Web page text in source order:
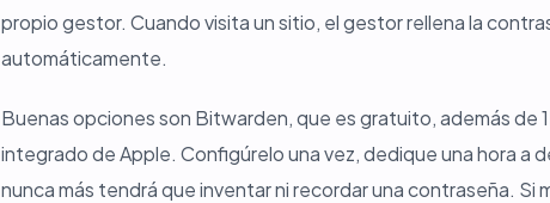
propio gestor. Cuando visita un sitio, el gestor rellena la
automáticamente.
Buenas opciones son Bitwarden, que es gratuito, además de
integrado de Apple. Configúrelo una vez, dedique una hora a
nunca más tendrá que inventar ni recordar una contraseña. Si